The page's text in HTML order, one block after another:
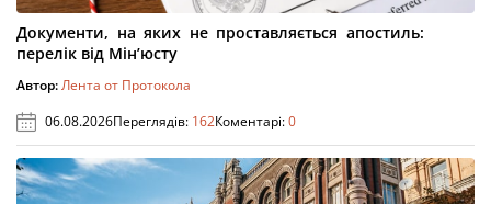
Документи, на яких не проставляється апостиль:
перелік від Мін’юсту
Автор:Лента от Протокола
06.08.2026Переглядів: 162Коментарі:0